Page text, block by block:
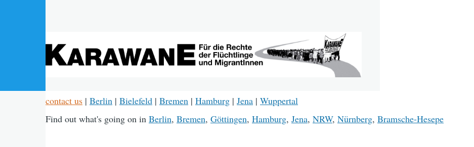
contact us | Berlin | Bielefeld | Bremen | Hamburg | Jena | Wuppertal
Find out what's going on in Berlin, Bremen, Göttingen, Hamburg, Jena, NRW, Nürnberg, Bramsche-Hesepe